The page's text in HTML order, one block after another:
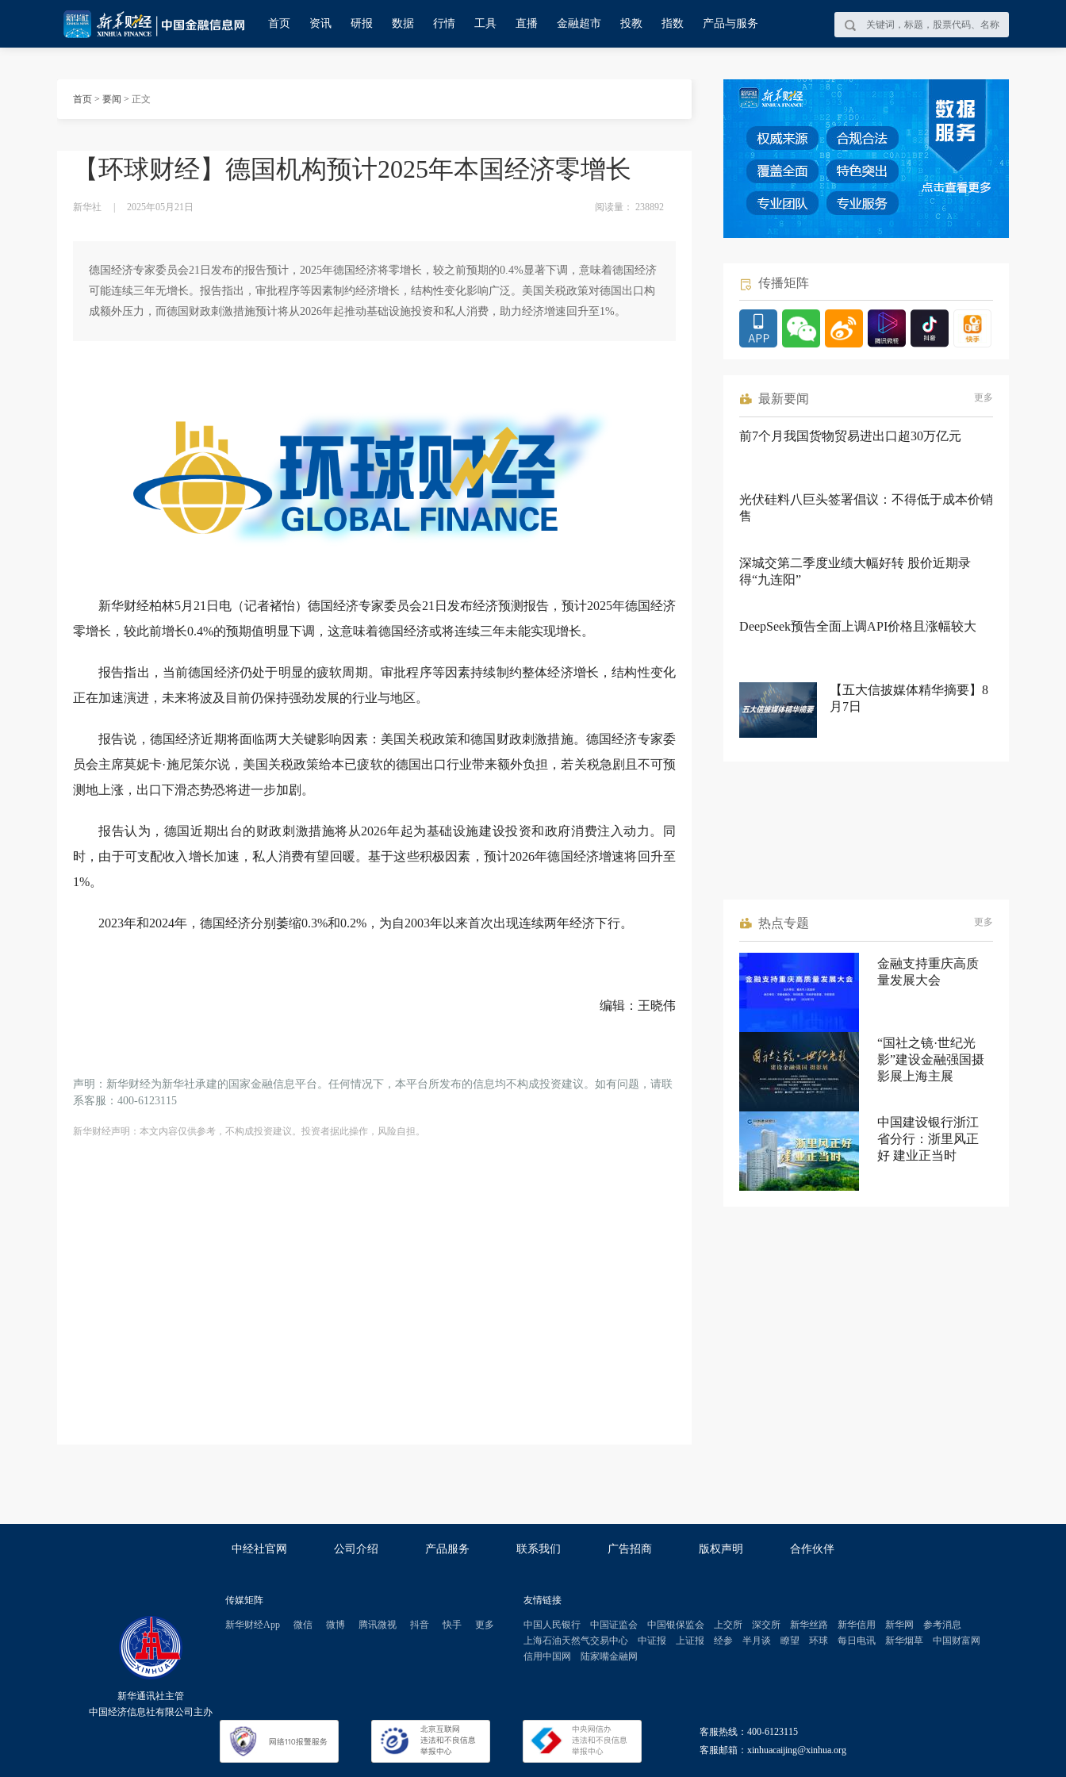
首页 资讯 研报 数据 行情 工具 直播 金融超市 投教 指数 产品与服务
首页 > 要闻 > 正文
【环球财经】德国机构预计2025年本国经济零增长
新华社 2025年05月21日 阅读量： 238892
德国经济专家委员会21日发布的报告预计，2025年德国经济将零增长，较之前预期的0.4%显著下调，意味着德国经济
可能连续三年无增长。报告指出，审批程序等因素制约经济增长，结构性变化影响广泛。美国关税政策对德国出口构
成额外压力，而德国财政刺激措施预计将从2026年起推动基础设施投资和私人消费，助力经济增速回升至1%。
新华财经柏林5月21日电（记者褚怡）德国经济专家委员会21日发布经济预测报告，预计2025年德国经济
零增长，较此前增长0.4%的预期值明显下调，这意味着德国经济或将连续三年未能实现增长。
报告指出，当前德国经济仍处于明显的疲软周期。审批程序等因素持续制约整体经济增长，结构性变化
正在加速演进，未来将波及目前仍保持强劲发展的行业与地区。
报告说，德国经济近期将面临两大关键影响因素：美国关税政策和德国财政刺激措施。德国经济专家委
员会主席莫妮卡·施尼策尔说，美国关税政策给本已疲软的德国出口行业带来额外负担，若关税急剧且不可预
测地上涨，出口下滑态势恐将进一步加剧。
报告认为，德国近期出台的财政刺激措施将从2026年起为基础设施建设投资和政府消费注入动力。同
时，由于可支配收入增长加速，私人消费有望回暖。基于这些积极因素，预计2026年德国经济增速将回升至
1%。
2023年和2024年，德国经济分别萎缩0.3%和0.2%，为自2003年以来首次出现连续两年经济下行。
编辑：王晓伟
声明：新华财经为新华社承建的国家金融信息平台。任何情况下，本平台所发布的信息均不构成投资建议。如有问题，请联
系客服：400-6123115
新华财经声明：本文内容仅供参考，不构成投资建议。投资者据此操作，风险自担。
传播矩阵
最新要闻 更多
前7个月我国货物贸易进出口超30万亿元
光伏硅料八巨头签署倡议：不得低于成本价销
售
深城交第二季度业绩大幅好转 股价近期录
得“九连阳”
DeepSeek预告全面上调API价格且涨幅较大
【五大信披媒体精华摘要】8
月7日
热点专题 更多
金融支持重庆高质
量发展大会
“国社之镜·世纪光
影”建设金融强国摄
影展上海主展
中国建设银行浙江
省分行：浙里风正
好 建业正当时
中经社官网 公司介绍 产品服务 联系我们 广告招商 版权声明 合作伙伴
新华通讯社主管
中国经济信息社有限公司主办
传媒矩阵
新华财经App 微信 微博 腾讯微视 抖音 快手 更多
友情链接
中国人民银行 中国证监会 中国银保监会 上交所 深交所 新华丝路 新华信用 新华网
参考消息
上海石油天然气交易中心
中证报 上证报 经参 半月谈 瞭望 环球 每日电讯 新华烟草
中国财富网
信用中国网
陆家嘴金融网
客服热线：400-6123115
客服邮箱：xinhuacaijing@xinhua.org